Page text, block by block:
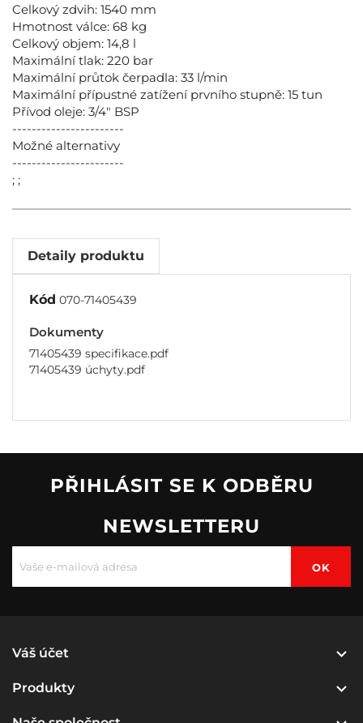
Celkový zdvih: 1540 mm
Hmotnost válce: 68 kg
Celkový objem: 14,8 l
Maximální tlak: 220 bar
Maximální průtok čerpadla: 33 l/min
Maximální přípustné zatížení prvního stupně: 15 tun
Přívod oleje: 3/4" BSP
-----------------------
Možné alternativy
-----------------------
; ;
Detaily produktu
Kód 070-71405439
Dokumenty
71405439 specifikace.pdf
71405439 úchyty.pdf
PŘIHLÁSIT SE K ODBĚRU
NEWSLETTERU
Váš účet 
Produkty 